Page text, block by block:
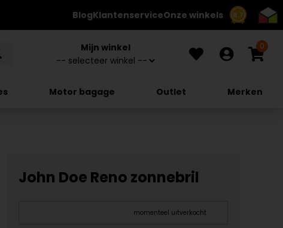
8.7
BlogKlantenserviceOnze winkels
Mijn winkel 0
Motor bagage Outlet Merken
John Doe Reno zonnebril
momenteel uitverkocht